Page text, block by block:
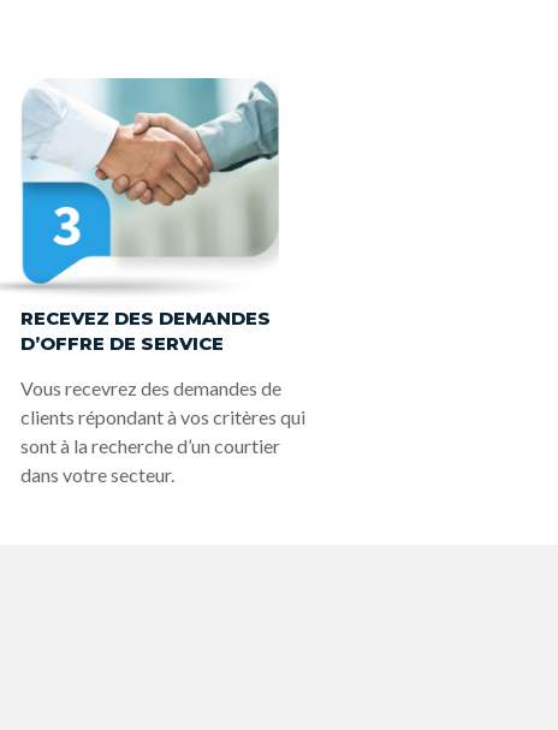
RECEVEZ DES DEMANDES
D’OFFRE DE SERVICE
Vous recevrez des demandes de
clients répondant à vos critères qui
sont à la recherche d’un courtier
dans votre secteur.